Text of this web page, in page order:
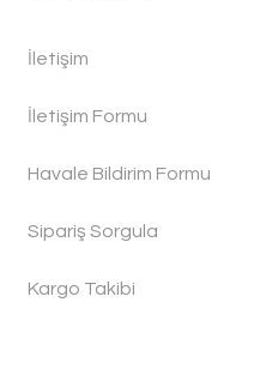
İletişim
İletişim Formu
Havale Bildirim Formu
Sipariş Sorgula
Kargo Takibi